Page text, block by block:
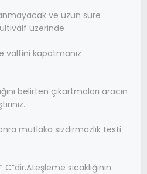
ve uzun süre
üzerinde
valfini kapatmanız
belirten çıkartmaları aracın
mutlaka sızdırmazlık testi
sıcaklığının